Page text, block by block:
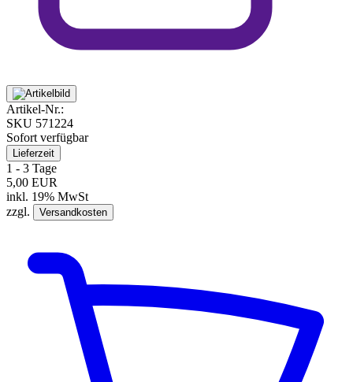
Artikel-Nr.:
SKU 571224
Sofort verfügbar
Lieferzeit
1 - 3 Tage
5,00 EUR
inkl. 19% MwSt
zzgl.
Versandkosten